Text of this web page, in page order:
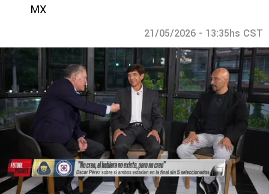
MX
21/05/2026 - 13:35hs CST